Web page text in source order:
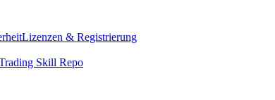
Lizenzen & Registrierung
Skill Repo